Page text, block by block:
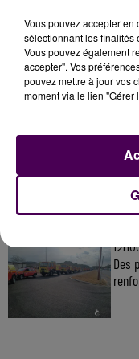
À LA UNE
31
11
Des
Vous pouvez accepter en
sélectionnant les finalités
Vous pouvez également
accepter". Vos
pouvez mettre à jour vos
moment via le lien "Gérer